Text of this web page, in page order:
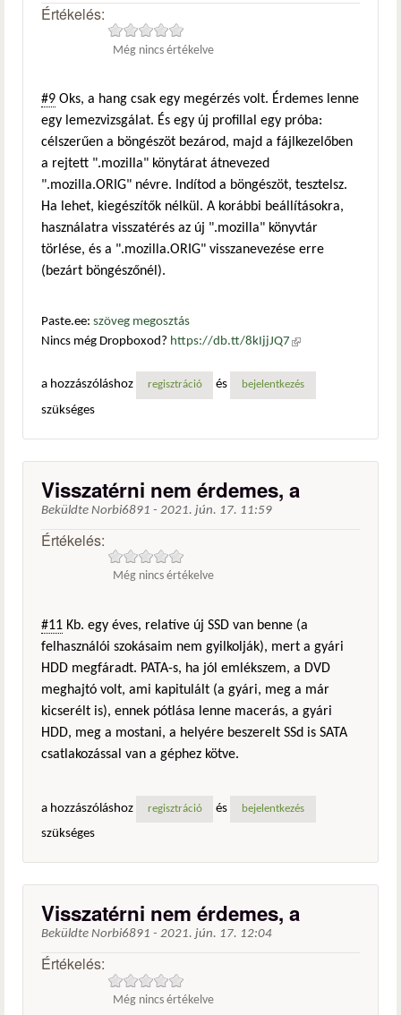
Értékelés:
Még nincs értékelve
#9 Oks, a hang csak egy megérzés volt. Érdemes lenne
egy lemezvizsgálat. És egy új profillal egy próba:
célszerűen a böngészöt bezárod, majd a fájlkezelőben
a rejtett ".mozilla" könytárat átnevezed
".mozilla.ORIG" névre. Indítod a böngészöt, tesztelsz.
Ha lehet, kiegészítők nélkül. A korábbi beállításokra,
használatra visszatérés az új ".mozilla" könyvtár
törlése, és a ".mozilla.ORIG" visszanevezése erre
(bezárt böngészőnél).
Paste.ee: szöveg megosztás
Nincs még Dropboxod? https://db.tt/8kIjjJQ7 (külső
a hozzászóláshoz
regisztráció és bejelentkezés
szükséges
Visszatérni nem érdemes, a
Beküldte Norbi6891 - 2021. jún. 17. 11:59
Értékelés:
Még nincs értékelve
#11 Kb. egy éves, relatíve új SSD van benne (a
felhasználói szokásaim nem gyilkolják), mert a gyári
HDD megfáradt. PATA-s, ha jól emlékszem, a DVD
meghajtó volt, ami kapitulált (a gyári, meg a már
kicserélt is), ennek pótlása lenne macerás, a gyári
HDD, meg a mostani, a helyére beszerelt SSd is SATA
csatlakozással van a géphez kötve.
a hozzászóláshoz regisztráció és bejelentkezés
szükséges
Visszatérni nem érdemes, a
Beküldte Norbi6891 - 2021. jún. 17. 12:04
Értékelés:
Még nincs értékelve